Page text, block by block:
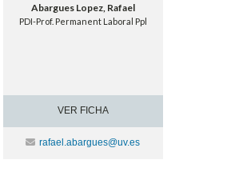
Abargues Lopez, Rafael
PDI-Prof. Permanent Laboral Ppl
VER FICHA
Contacte
rafael.abargues@uv.es